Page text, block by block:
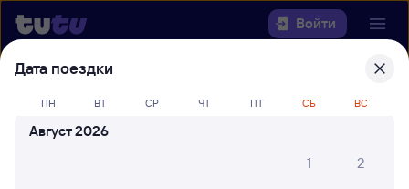
Войти
билеты Анапа — Киренга
Дата поездки
ПН ВТ СР ЧТ ПТ СБ ВС
Август 2026
1
2